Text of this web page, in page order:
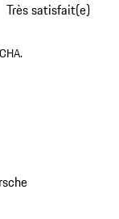
Très satisfait(e)